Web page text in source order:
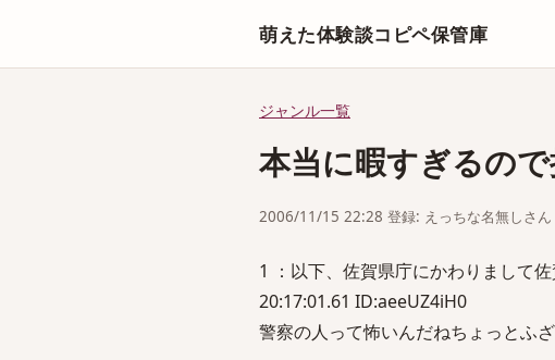
萌えた体験談コピペ保管庫
ジャンル一覧
本当に暇すぎるの
2006/11/15 22:28 登録: えっちな名無しさん
1 ：以下、佐賀県庁にかわりまして
20:17:01.61 ID:aeeUZ4iH0
警察の人って怖いんだねちょっとふ